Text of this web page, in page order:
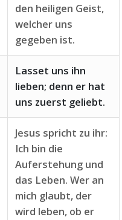
den heiligen Geist,
welcher uns
gegeben ist.
Lasset uns ihn
lieben; denn er hat
uns zuerst geliebt.
Jesus spricht zu ihr:
Ich bin die
Auferstehung und
das Leben. Wer an
mich glaubt, der
wird leben, ob er